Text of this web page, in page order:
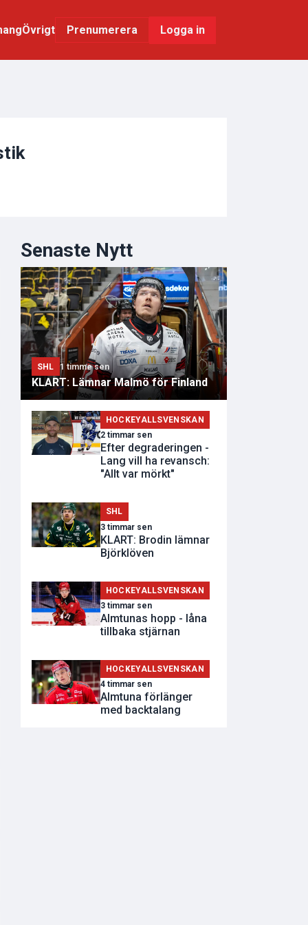
Övrigt Prenumerera Logga in
Senaste Nytt
SHL 1 timme sen
KLART: Lämnar Malmö för Finland
HOCKEYALLSVENSKAN
2 timmar sen
Efter degraderingen -
Lang vill ha revansch:
"Allt var mörkt"
SHL
3 timmar sen
KLART: Brodin lämnar
Björklöven
HOCKEYALLSVENSKAN
3 timmar sen
Almtunas hopp - låna
tillbaka stjärnan
HOCKEYALLSVENSKAN
4 timmar sen
Almtuna förlänger
med backtalang